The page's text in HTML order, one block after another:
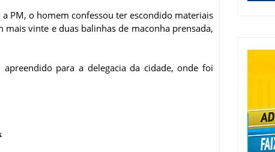
PM, o homem confessou ter escondido materiais
vinte e duas balinhas de maconha prensada,
para a delegacia da cidade, onde foi